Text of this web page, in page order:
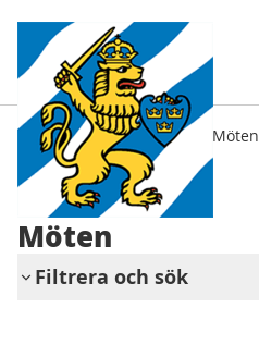
Bästa Biskop 2026 - 2027 Möten
Tillbaka
Möten
Filtrera och sök